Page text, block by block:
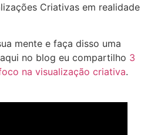
Criativas em realidade
mente e faça disso uma
no blog eu compartilho 3
na visualização criativa.